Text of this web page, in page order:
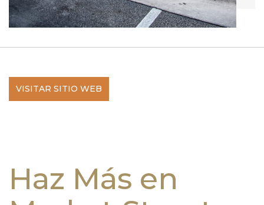
VISITAR SITIO WEB
Haz Más en